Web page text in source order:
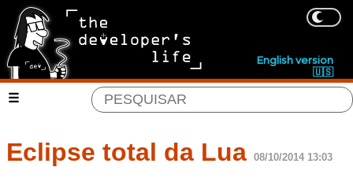
English version
🇺🇸
Eclipse total da Lua 08/10/2014 13:03